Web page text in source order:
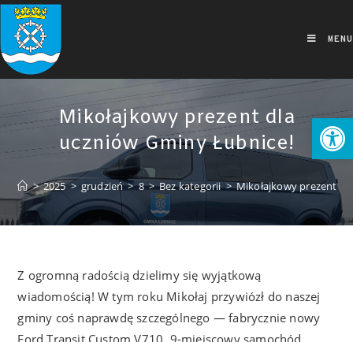
MENU
Mikołajkowy prezent dla
uczniów Gminy Łubnice!
> 2025 > grudzień > 8 > Bez kategorii > Mikołajkowy prezent
Z ogromną radością dzielimy się wyjątkową
wiadomością! W tym roku Mikołaj przywiózł do naszej
gminy coś naprawdę szczególnego — fabrycznie nowy
Ford Transit Custom V710, 9-miejscowy samochód